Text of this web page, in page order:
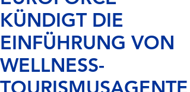
KÜNDIGT DIE
EINFÜHRUNG VON
WELLNESS-
TOURISMUSAGENTE